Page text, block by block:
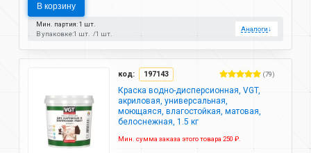
В корзину
Мин. партия: 1 шт.
В упаковке:1 шт. 1 шт.
Аналоги↓
код: 197143 (79)
Краска водно-дисперсионная, VGT,
акриловая, универсальная,
моющаяся, влагостойкая, матовая,
белоснежная, 1.5 кг
Мин. сумма заказа этого товара 250 ₽.